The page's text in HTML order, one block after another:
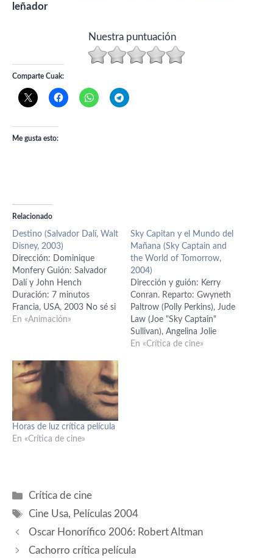
leñador
Nuestra puntuación
Comparte Cuak:
Me gusta esto:
Relacionado
Destino (Salvador Dalí, Walt
Disney, 2003)
Dirección: Dominique
Monfery Guión: Salvador
Dalí y John Hench
Duración: 7 minutos
Francia, USA, 2003 No sé si
quedará mucha gente que
los 40 por Walt Disney a
Salvador Dalí, pero que no
fue estrenado hasta el año
2003. La…
En «Animación»
Sky Capitan y el Mundo del
Mañana (Sky Captain and
the World of Tomorrow,
2004)
Dirección y guión: Kerry
Conran. Reparto: Gwyneth
Paltrow (Polly Perkins), Jude
Law (Joe "Sky Captain"
Sullivan), Angelina Jolie
(Capitana Franky Cook),
En «Crítica de cine»
Horas de luz crítica película
En «Crítica de cine»
Categorías
Crítica de cine
Etiquetas
Cine Usa, Películas 2004
Oscar Honorífico 2006: Robert Altman
Cachorro crítica película